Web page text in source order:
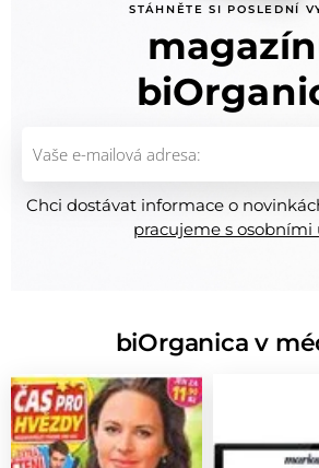
STÁHNĚTE SI POSLEDNÍ
Chci dostávat informace o
pracujeme s osobními
biOrganica v